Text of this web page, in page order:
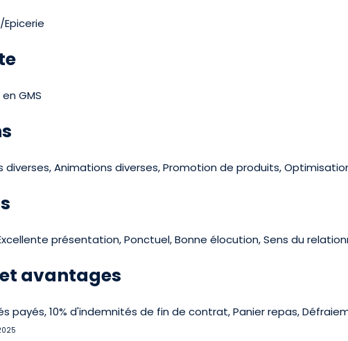
GMS
diverses, Animations diverses, Promotion de produits,
présentation, Ponctuel, Bonne élocution, Sens du
avantages
payés, 10% d'indemnités de fin de contrat, Panier repas,